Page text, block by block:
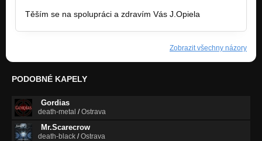
Těším se na spolupráci a zdravím Vás J.Opiela
Zobrazit všechny názory
PODOBNÉ KAPELY
Gordias
death-metal /Ostrava
Mr.Scarecrow
death-black /Ostrava